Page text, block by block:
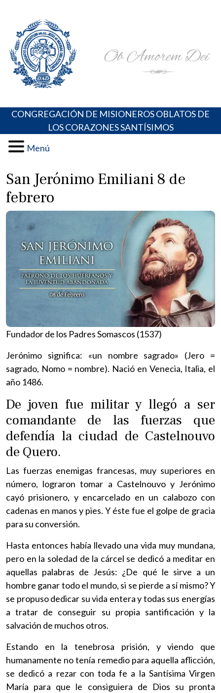
content
Portal de los Padres Oblatos. Advocaciones Marianas,
Oraciones, Música religiosa y más
CONGREGACIÓN DE MISIONEROS OBLATOS DE
LOS CORAZONES SANTÍSIMOS
Menú
San Jerónimo Emiliani 8 de
febrero
Fundador de los Padres Somascos (1537)
Jerónimo significa: «un nombre sagrado» (Jero =
sagrado, Nomo = nombre). Nació en Venecia, Italia, el
año 1486.
De joven fue militar y llegó a ser
comandante de las fuerzas que
defendía la ciudad de Castelnouvo
de Quero.
Las fuerzas enemigas francesas, muy superiores en
número, lograron tomar a Castelnouvo y Jerónimo
cayó prisionero, y encarcelado en un calabozo con
cadenas en manos y pies. Y éste fue el golpe de gracia
para su conversión.
Hasta entonces había llevado una vida muy mundana,
pero en la soledad de la cárcel se dedicó a meditar en
aquellas palabras de Jesús: ¿De qué le sirve a un
hombre ganar todo el mundo, si se pierde a sí mismo? Y
se propuso dedicar su vida entera y todas sus energías
a tratar de conseguir su propia santificación y la
salvación de muchos otros.
Estando en la tenebrosa prisión, y viendo que
humanamente no tenía remedio para aquella aflicción,
se dedicó a rezar con toda fe a la Santísima Virgen
María para que le consiguiera de Dios su pronta